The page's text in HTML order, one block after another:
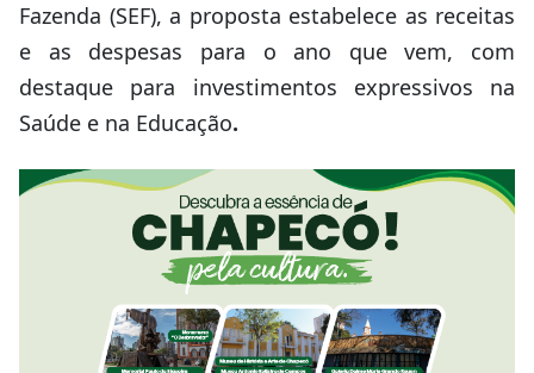
Fazenda (SEF), a proposta estabelece as receitas
e as despesas para o ano que vem, com
destaque para investimentos expressivos na
Saúde e na Educação.